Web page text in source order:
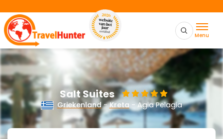
Menu
Salt Suites
Griekenland-Kreta - Agia Pelagia